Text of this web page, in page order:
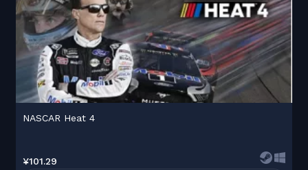
NASCAR Heat 4
¥101.29